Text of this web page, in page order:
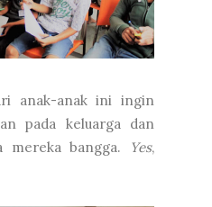
anak-anak ini ingin
pada keluarga dan
mereka bangga.
Yes,